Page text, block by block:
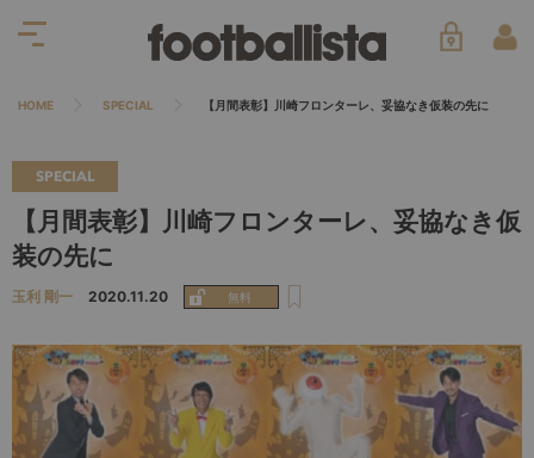
HOME SPECIAL 【月間表彰】川崎フロンターレ、妥協なき仮装の先に
SPECIAL
【月間表彰】川崎フロンターレ、妥協なき仮
装の先に
玉利 剛一 2020.11.20